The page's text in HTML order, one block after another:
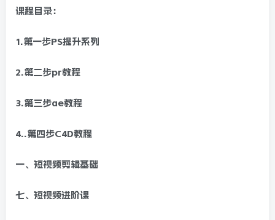
课程目录：
1.第一步PS提升系列
2.第二步pr教程
3.第三步ae教程
4..第四步C4D教程
一、短视频剪辑基础
七、短视频进阶课